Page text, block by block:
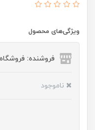
ویژگی‌های محصول
فروشنده:
ناموجود